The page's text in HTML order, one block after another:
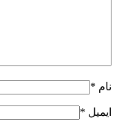
نام *
ایمیل *